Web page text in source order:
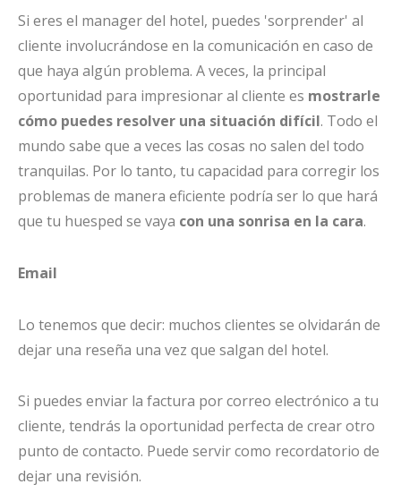
Si eres el manager del hotel, puedes 'sorprender' al
cliente involucrándose en la comunicación en caso de
que haya algún problema. A veces, la principal
oportunidad para impresionar al cliente es mostrarle
cómo puedes resolver una situación difícil. Todo el
mundo sabe que a veces las cosas no salen del todo
tranquilas. Por lo tanto, tu capacidad para corregir los
problemas de manera eficiente podría ser lo que hará
que tu huesped se vaya con una sonrisa en la cara.
Email
Lo tenemos que decir: muchos clientes se olvidarán de
dejar una reseña una vez que salgan del hotel.
Si puedes enviar la factura por correo electrónico a tu
cliente, tendrás la oportunidad perfecta de crear otro
punto de contacto. Puede servir como recordatorio de
dejar una revisión.